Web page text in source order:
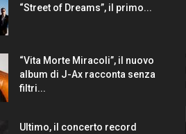
“Street of Dreams”, il primo...
“Vita Morte Miracoli”, il nuovo
album di J-Ax racconta senza
filtri...
Ultimo, il concerto record